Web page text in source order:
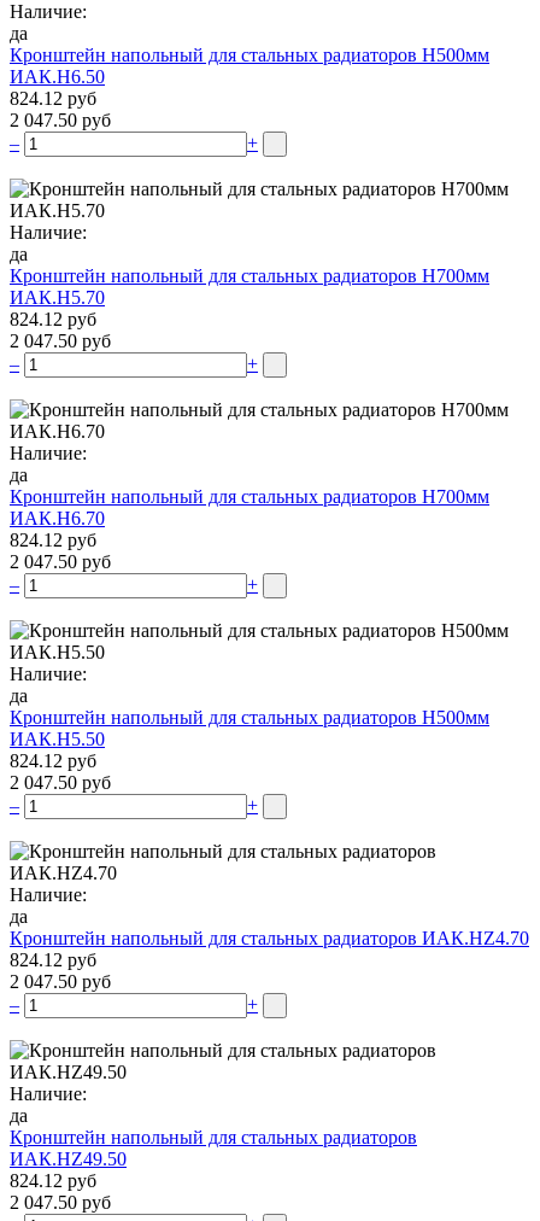
Наличие:
да
Кронштейн напольный для стальных радиаторов Н500мм
ИАК.Н6.50
824.12 руб
2 047.50 руб
–
+
Наличие:
да
Кронштейн напольный для стальных радиаторов Н700мм
ИАК.Н5.70
824.12 руб
2 047.50 руб
–
+
Наличие:
да
Кронштейн напольный для стальных радиаторов Н700мм
ИАК.Н6.70
824.12 руб
2 047.50 руб
–
+
Наличие:
да
Кронштейн напольный для стальных радиаторов Н500мм
ИАК.Н5.50
824.12 руб
2 047.50 руб
–
+
Наличие:
да
Кронштейн напольный для стальных радиаторов ИАК.НZ4.70
824.12 руб
2 047.50 руб
–
+
Наличие:
да
Кронштейн напольный для стальных радиаторов
ИАК.НZ49.50
824.12 руб
2 047.50 руб